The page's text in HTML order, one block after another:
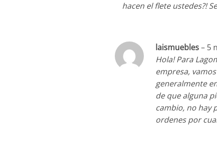
hacen el flete ustedes?!
laismuebles– 5
Hola! Para
empresa,
generalmente
de que alguna
cambio, no hay
ordenes por